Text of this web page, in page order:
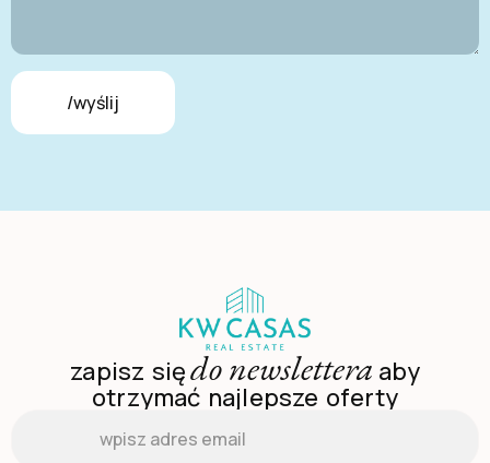
/wyślij
zapisz siędo newslettera aby
otrzymać najlepsze oferty